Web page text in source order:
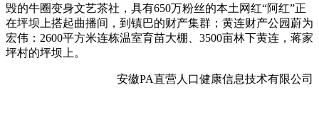
毁的牛圈变身文艺茶社，具有650万粉丝的本土网红“阿红”正
在坪坝上搭起曲播间，到镇巴的财产集群；黄连财产公园蔚为
宏伟：2600平方米连栋温室育苗大棚、3500亩林下黄连，蒋家
坪村的坪坝上。
安徽PA直营人口健康信息技术有限公司